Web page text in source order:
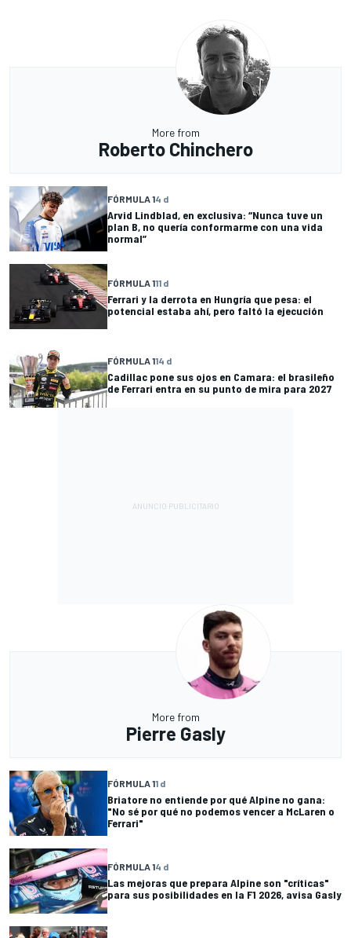
More from
Roberto Chinchero
FÓRMULA 14 d
Arvid Lindblad, en exclusiva: “Nunca tuve un
plan B, no quería conformarme con una vida
normal”
FÓRMULA 111 d
Ferrari y la derrota en Hungría que pesa: el
potencial estaba ahí, pero faltó la ejecución
FÓRMULA 114 d
Cadillac pone sus ojos en Camara: el brasileño
de Ferrari entra en su punto de mira para 2027
More from
Pierre Gasly
FÓRMULA 11 d
Briatore no entiende por qué Alpine no gana:
"No sé por qué no podemos vencer a McLaren o
Ferrari"
FÓRMULA 14 d
Las mejoras que prepara Alpine son "críticas"
para sus posibilidades en la F1 2026, avisa Gasly